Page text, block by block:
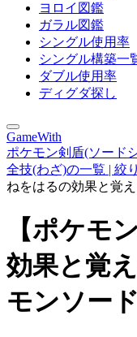
ヨロイ図鑑
ガラル図鑑
シングル使用率
シングル構築一
ダブル使用率
ディグダ探し
GameWith
ポケモン剣盾(ソード
全技(わざ)の一覧 | 絞
ねをはるの効果と覚
【ポケモ
効果と覚
モンソー